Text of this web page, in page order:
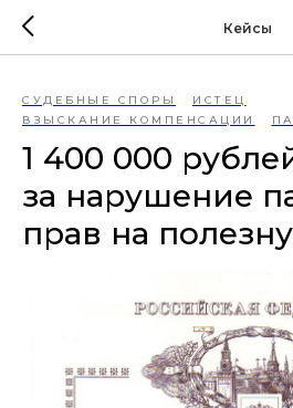
Кейсы
СУДЕБНЫЕ СПОРЫ
ИСТЕЦ
ВЗЫСКАНИЕ КОМПЕНСАЦИИ
1 400 000
за нарушение
прав на